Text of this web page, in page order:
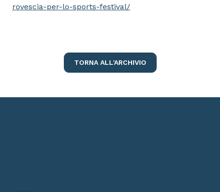
rovescia-per-lo-sports-festival/
TORNA ALL'ARCHIVIO